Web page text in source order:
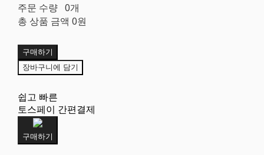
주문 수량 0개
총 상품 금액 0원
구매하기
장바구니에 담기
쉽고 빠른
토스페이 간편결제
구매하기